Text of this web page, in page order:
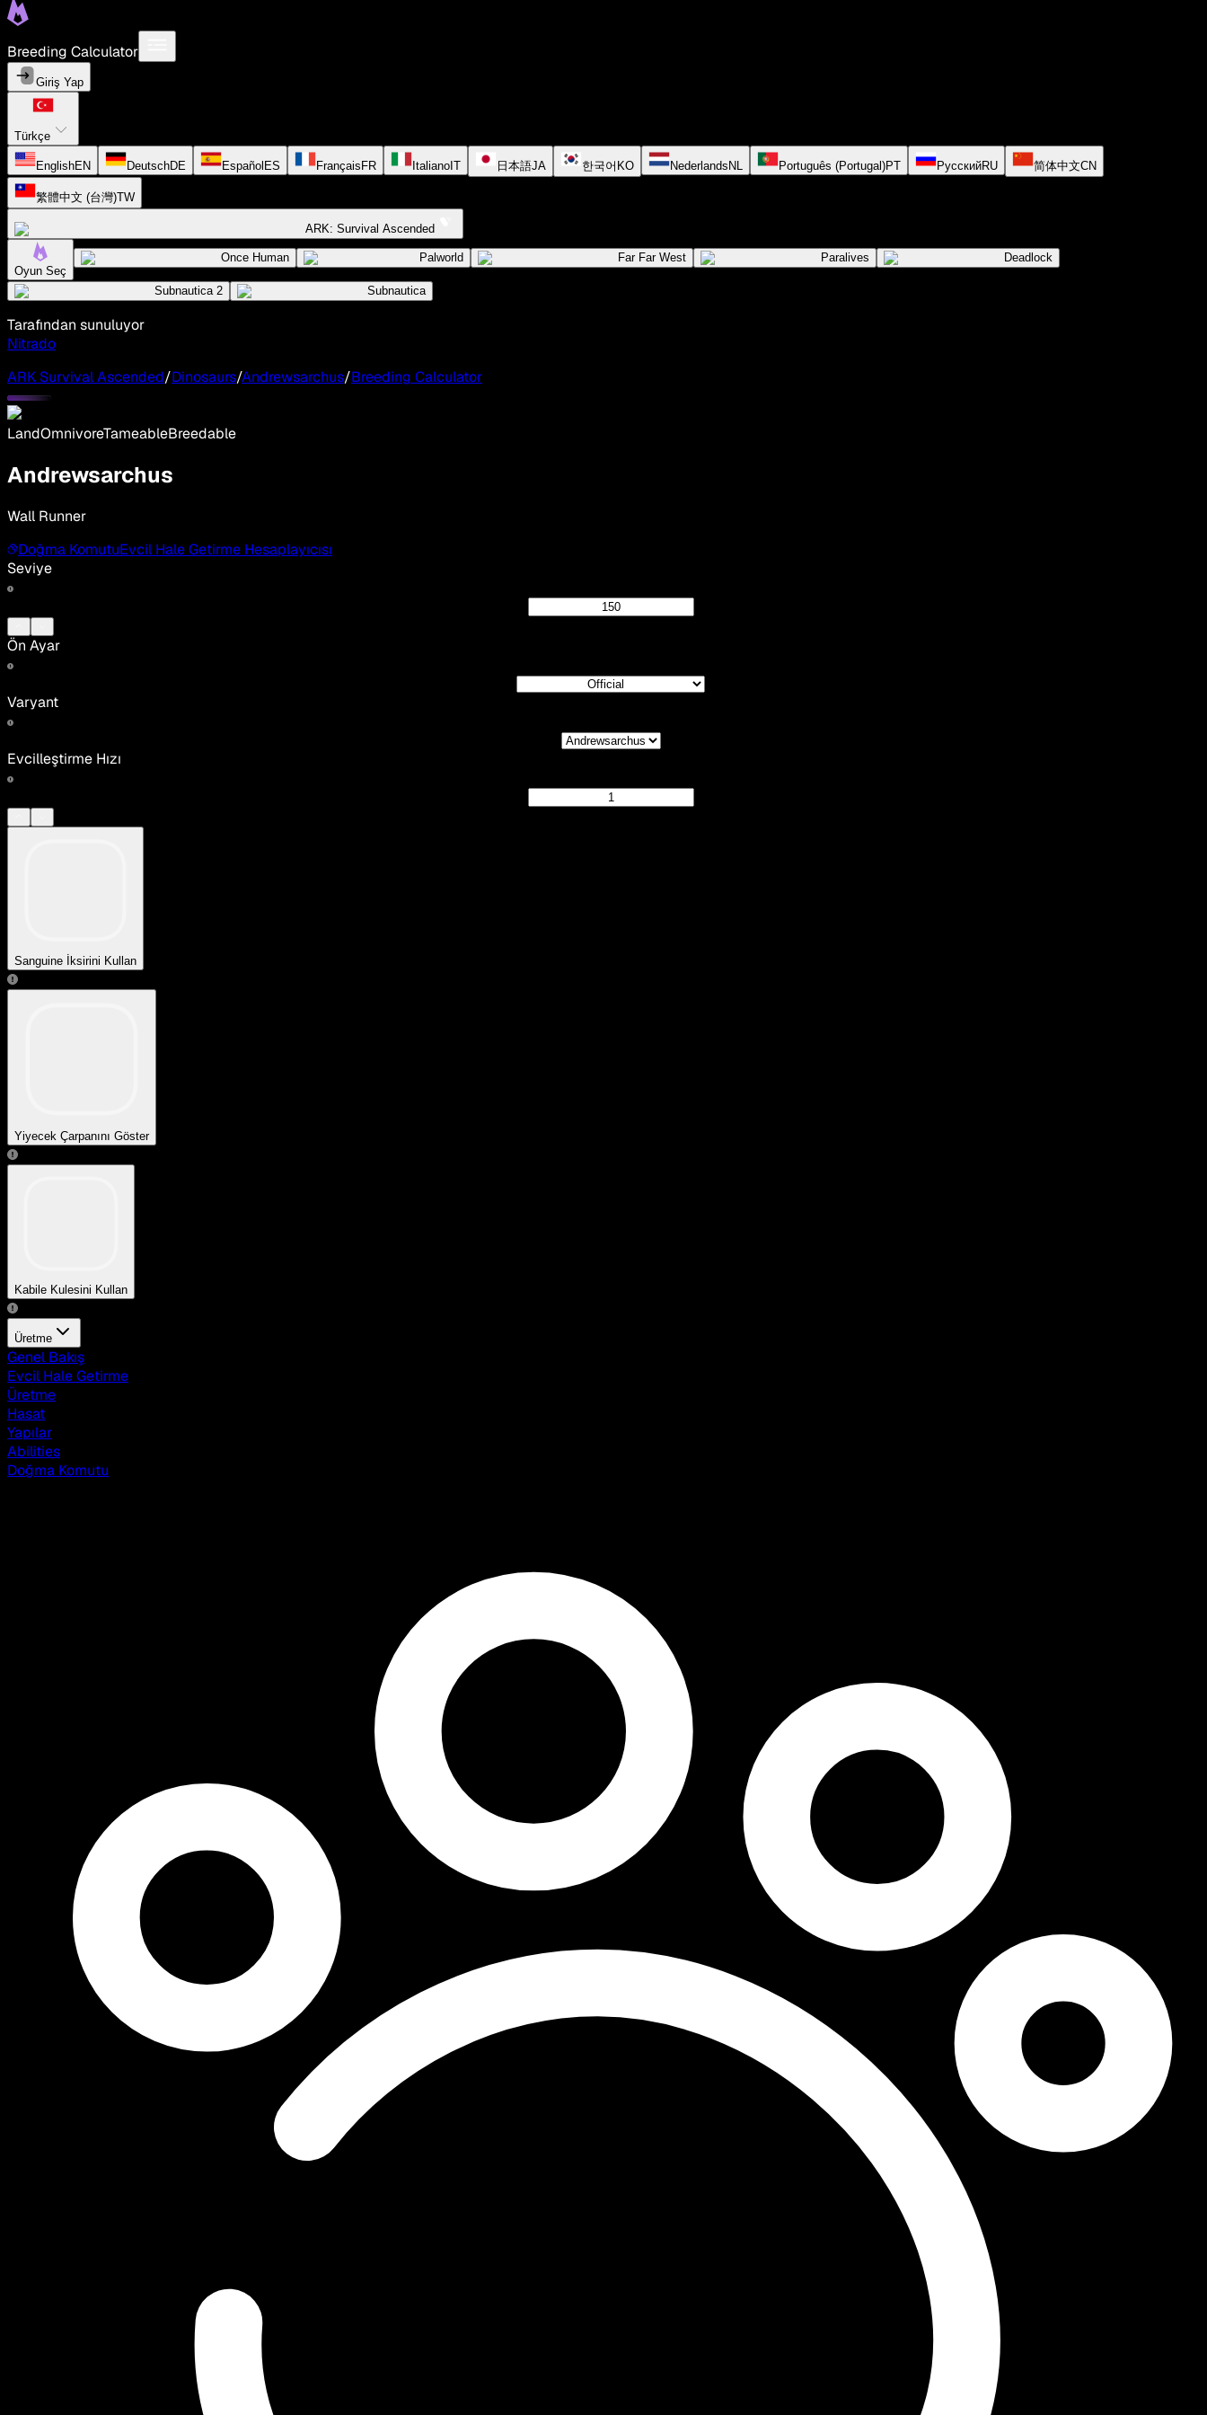
Breeding Calculator
Giriş Yap
Türkçe
EnglishEN DeutschDE Español ES Français FR Italiano IT 日本語JA 한국어 KO Nederlands NL Português (Portugal)PT РусскийRU 简体中文CN
繁體中文 (台灣)TW
ARK: Survival Ascended
Oyun Seç
Once Human Palworld Far Far West Paralives Deadlock
Subnautica 2 Subnautica
Tarafından sunuluyor
Nitrado
ARK Survival Ascended/Dinosaurs/Andrewsarchus/Breeding Calculator
LandOmnivoreTameableBreedable
Andrewsarchus
Wall Runner
Doğma KomutuEvcil Hale Getirme Hesaplayıcısı
Seviye
Ön Ayar
Varyant
Evcilleştirme Hızı
Sanguine İksirini Kullan
Yiyecek Çarpanını Göster
Kabile Kulesini Kullan
Üretme
Genel Bakış
Evcil Hale Getirme
Üretme
Hasat
Yapılar
Abilities
Doğma Komutu